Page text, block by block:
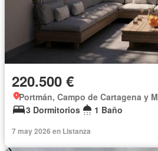
220.500 €
Portmán, Campo de Cartagena y
3 Dormitorios
1 Baño
7 may 2026 en Listanza